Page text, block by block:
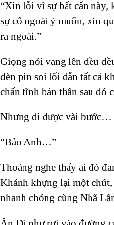
“Xin lỗi vì sự bất cẩn này,
sự cố ngoài ý muốn, xin
ra ngoài.”
Giọng nói vang lên đều
đèn pin soi lối dẫn tất cả
chấn tĩnh bản thân sau đó
Nhưng đi được vài bước…
“Bảo Anh…”
Thoáng nghe thấy ai đó
Khánh khựng lại một chút,
nhanh chóng cùng Nhã
Ân Di như rơi vào đường